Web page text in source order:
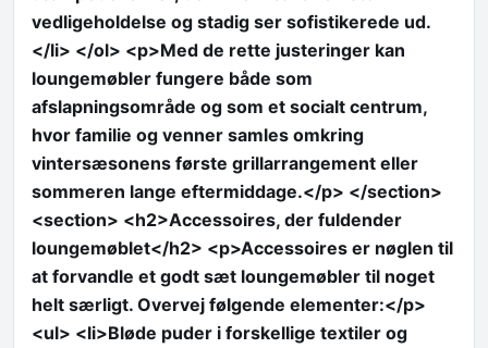
vedligeholdelse og stadig ser sofistikerede ud.
</li> </ol> <p>Med de rette justeringer kan
loungemøbler fungere både som
afslapningsområde og som et socialt centrum,
hvor familie og venner samles omkring
vintersæsonens første grillarrangement eller
sommeren lange eftermiddage.</p> </section>
<section> <h2>Accessoires, der fuldender
loungemøblet</h2> <p>Accessoires er nøglen til
at forvandle et godt sæt loungemøbler til noget
helt særligt. Overvej følgende elementer:</p>
<ul> <li>Bløde puder i forskellige textiler og